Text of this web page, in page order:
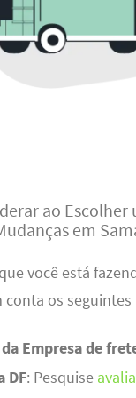
ao Escolher
em
você está
conta os seguintes
Empresa de
DF: Pesquise